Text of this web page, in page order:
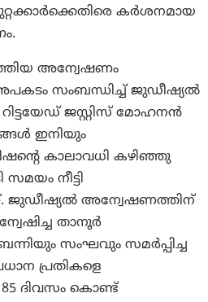
കർശനമായ
അന്വേഷണം
സംബന്ധിച്ച് ജുഡീഷ്യൽ
ജസ്റ്റിസ് മോഹനൻ
ഇനിയും
കാലാവധി കഴിഞ്ഞു
നീട്ടി
ജുഡീഷ്യൽ അന്വേഷണത്തിന്
താനൂർ
സംഘവും സമർപ്പിച്ച
പ്രതികളെ
ദിവസം കൊണ്ട്